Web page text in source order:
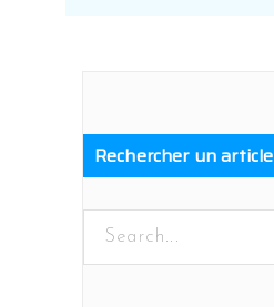
Rechercher un article
Search